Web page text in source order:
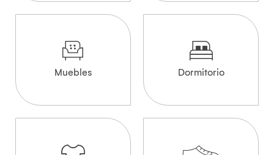
Muebles Dormitorio